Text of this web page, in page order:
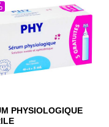
PHYSIOLOGIQUE